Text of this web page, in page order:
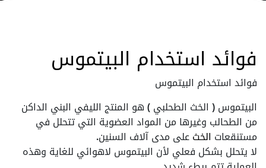
فوائد استخدام البيتموس
فوائد استخدام البيتموس
البيتموس ( الخث الطحلبي ) هو المنتج الليفي البني الداكن
من الطحالب وغيرها من المواد العضوية التي تتحلل في
مستنقعات الخثعلى مدى آلاف السنين.
لا يتحلل بشكل فعلي لأن البيتموس لاهوائي للغاية وهذه